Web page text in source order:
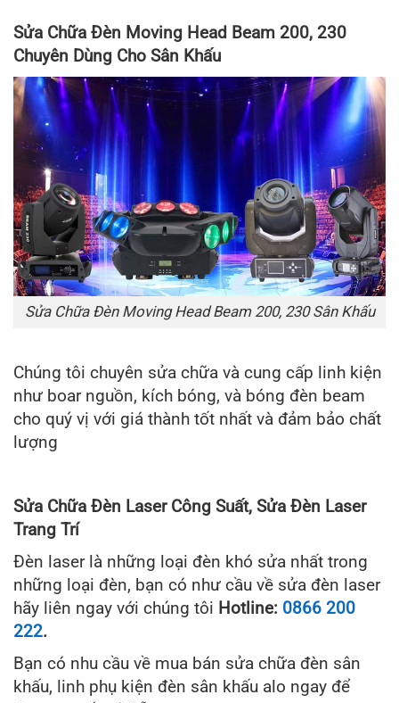
Sửa Chữa Đèn Moving Head Beam 200, 230
Chuyên Dùng Cho Sân Khấu
Sửa Chữa Đèn Moving Head Beam 200, 230 Sân Khấu
Chúng tôi chuyên sửa chữa và cung cấp linh kiện
như boar nguồn, kích bóng, và bóng đèn beam
cho quý vị với giá thành tốt nhất và đảm bảo chất
lượng
Sửa Chữa Đèn Laser Công Suất, Sửa Đèn Laser
Trang Trí
Đèn laser là những loại đèn khó sửa nhất trong
những loại đèn, bạn có như cầu về sửa đèn laser
hãy liên ngay với chúng tôi Hotline: 0866 200
222.
Bạn có nhu cầu về mua bán sửa chữa đèn sân
khấu, linh phụ kiện đèn sân khấu alo ngay để